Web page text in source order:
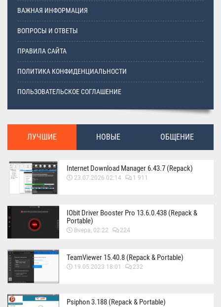
ВАЖНАЯ ИНФОРМАЦИЯ
ВОПРОСЫ И ОТВЕТЫ
ПРАВИЛА САЙТА
ПОЛИТИКА КОНФИДЕНЦИАЛЬНОСТИ
ПОЛЬЗОВАТЕЛЬСКОЕ СОГЛАШЕНИЕ
ЛУЧШИЕ НОВЫЕ ОБЩЕНИЕ
Internet Download Manager 6.43.7 (Repack)
23.07.2026 02:14 1 911
IObit Driver Booster Pro 13.6.0.438 (Repack &
Portable)
Вчера, 02:22 224
TeamViewer 15.40.8 (Repack & Portable)
19.05.2023 18:01 232
Psiphon 3.188 (Repack & Portable)